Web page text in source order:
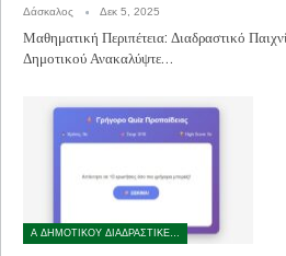
Δάσκαλος Δεκ 5, 2025
Μαθηματική Περιπέτεια: Διαδραστικό
Δημοτικού Ανακαλύψτε…